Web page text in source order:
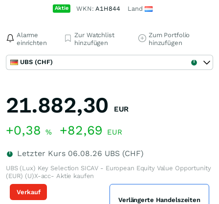
Aktie WKN:A1H844 Land
Alarme
einrichten
Zur Watchlist
hinzufügen
Zum Portfolio
hinzufügen
UBS (CHF)
21.882,30 EUR
+0,38 % +82,69 EUR
Letzter Kurs 06.08.26 UBS (CHF)
UBS (Lux) Key Selection SICAV - European Equity Value Opportunity
(EUR) (U)X-acc- Aktie kaufen
Verkauf
Verlängerte Handelszeiten